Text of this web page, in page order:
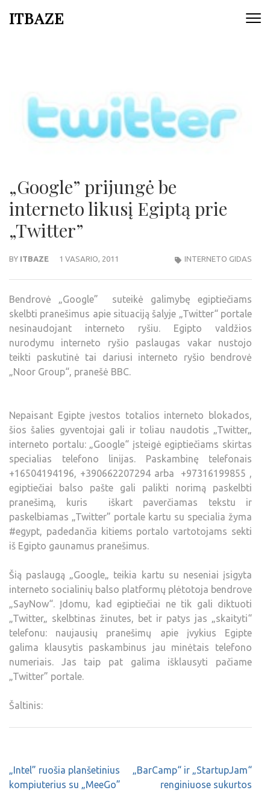
ITBAZE
„Google” prijungė be
interneto likusį Egiptą prie
„Twitter”
BY ITBAZE 1 VASARIO, 2011 INTERNETO GIDAS
Bendrovė „Google” suteikė galimybę egiptiečiams
skelbti pranešimus apie situaciją šalyje „Twitter“ portale
nesinaudojant interneto ryšiu. Egipto valdžios
nurodymu interneto ryšio paslaugas vakar nustojo
teikti paskutinė tai dariusi interneto ryšio bendrovė
„Noor Group“, pranešė BBC.
Nepaisant Egipte įvestos totalios interneto blokados,
šios šalies gyventojai gali ir toliau naudotis „Twitter„
interneto portalu: „Google“ įsteigė egiptiečiams skirtas
specialias telefono linijas. Paskambinę telefonais
+16504194196, +390662207294 arba +97316199855 ,
egiptiečiai balso pašte gali palikti norimą paskelbti
pranešimą, kuris iškart paverčiamas tekstu ir
paskelbiamas „Twitter” portale kartu su specialia žyma
#egypt, padedančia kitiems portalo vartotojams sekti
iš Egipto gaunamus pranešimus.
Šią paslaugą „Google„ teikia kartu su neseniai įsigyta
interneto socialinių balso platformų plėtotoja bendrove
„SayNow“. Įdomu, kad egiptiečiai ne tik gali diktuoti
„Twitter„ skelbtinas žinutes, bet ir patys jas „skaityti“
telefonu: naujausių pranešimų apie įvykius Egipte
galima klausytis paskambinus jau minėtais telefono
numeriais. Jas taip pat galima išklausyti pačiame
„Twitter” portale.
Šaltinis:
„Intel” ruošia planšetinius
kompiuterius su „MeeGo”
„BarCamp“ ir „StartupJam“
renginiuose sukurtos